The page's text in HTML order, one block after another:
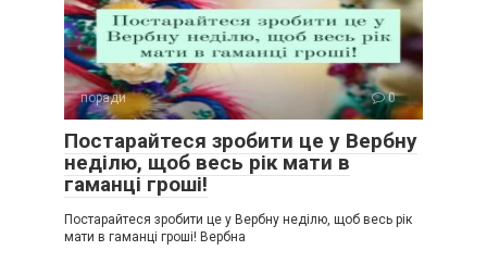
поради 0
Постарайтеся зробити це у Вербну
неділю, щоб весь рік мати в
гаманці гроші!
Постарайтеся зробити це у Вербну неділю, щоб весь рік
мати в гаманці гроші! Вербна